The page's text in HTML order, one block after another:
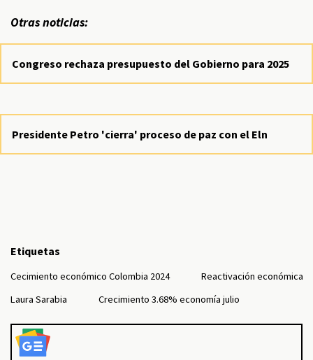
Otras noticias:
Congreso rechaza presupuesto del Gobierno para 2025
Presidente Petro 'cierra' proceso de paz con el Eln
Etiquetas
Cecimiento económico Colombia 2024
Reactivación económica
Laura Sarabia
Crecimiento 3.68% economía julio